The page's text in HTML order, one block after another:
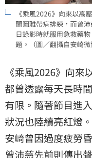
《乘風2026》向來以高
蘭圖雅帶病排練，而曾
日錄影時就服用急救藥
題。（圖／翻攝自安崎微
《乘風2026》向來
都曾透露每天長時
有限。隨著節目進
狀況也陸續亮紅燈
安崎曾因過度疲勞
曾沛慈先前則傳出